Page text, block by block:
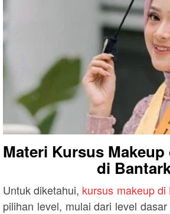
Materi Kursus
di
Untuk diketahui, kursus makeup
pilihan level, mulai dari level